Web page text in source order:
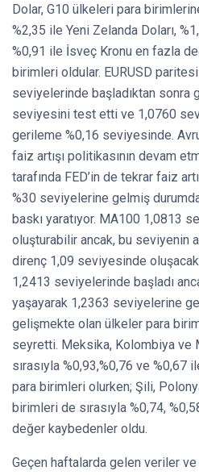
Dolar, G10 ülkeleri para
%2,35 ile Yeni Zelanda Doları,
%0,91 ile İsveç Kronu en fazla
birimleri oldular. EURUSD
seviyelerinde başladıktan sonra
seviyesini test etti ve 1,0760
gerileme %0,16 seviyesinde.
faiz artışı politikasının devam
tarafında FED’in de tekrar faiz
%30 seviyelerine gelmiş
baskı yaratıyor. MA100 1,0813
oluşturabilir ancak, bu seviyenin
direnç 1,09 seviyesinde
1,2413 seviyelerinde başladı
yaşayarak 1,2363 seviyelerine
gelişmekte olan ülkeler para
seyretti. Meksika, Kolombiya ve
sırasıyla %0,93,%0,76 ve %0,67
para birimleri olurken; Şili,
birimleri de sırasıyla %0,74,
değer kaybedenler oldu.
Geçen haftalarda gelen veriler ve